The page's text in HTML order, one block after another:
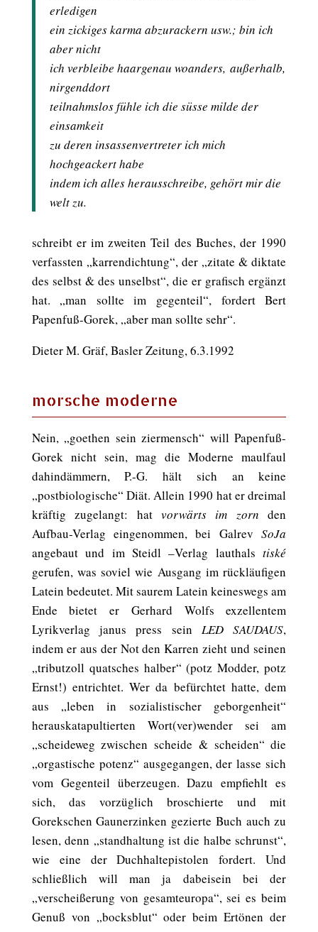
erledigen
ein zickiges karma abzurackern usw.; bin ich
aber nicht
ich verbleibe haargenau woanders, außerhalb,
nirgenddort
teilnahmslos fühle ich die süsse milde der
einsamkeit
zu deren insassenvertreter ich mich
hochgeackert habe
indem ich alles herausschreibe, gehört mir die
welt zu.
schreibt er im zweiten Teil des Buches, der 1990
verfassten „karrendichtung“, der „zitate & diktate
des selbst & des unselbst“, die er grafisch ergänzt
hat. „man sollte im gegenteil“, fordert Bert
Papenfuß-Gorek, „aber man sollte sehr“.
Dieter M. Gräf, Basler Zeitung, 6.3.1992
morsche moderne
Nein, „goethen sein ziermensch“ will Papenfuß-
Gorek nicht sein, mag die Moderne maulfaul
dahindämmern, P.-G. hält sich an keine
„postbiologische“ Diät. Allein 1990 hat er dreimal
kräftig zugelangt: hat vorwärts im zorn den
Aufbau-Verlag eingenommen, bei GalrevSoJa
angebaut und im Steidl –Verlag lauthalstiské
gerufen, was soviel wie Ausgang im rückläufigen
Latein bedeutet. Mit saurem Latein keineswegs am
Ende bietet er Gerhard Wolfs exzellentem
Lyrikverlag janus press sein LED SAUDAUS,
indem er aus der Not den Karren zieht und seinen
„tributzoll quatsches halber“ (potz Modder, potz
Ernst!) entrichtet. Wer da befürchtet hatte, dem
aus „leben in sozialistischer geborgenheit“
herauskatapultierten Wort(ver)wender sei am
„scheideweg zwischen scheide & scheiden“ die
„orgastische potenz“ ausgegangen, der lasse sich
vom Gegenteil überzeugen. Dazu empfiehlt es
sich, das vorzüglich broschierte und mit
Gorekschen Gaunerzinken gezierte Buch auch zu
lesen, denn „standhaltung ist die halbe schrunst“,
wie eine der Duchhaltepistolen fordert. Und
schließlich will man ja dabeisein bei der
„verscheißerung von gesamteuropa“, sei es beim
Genuß von „bocksblut“ oder beim Ertönen der